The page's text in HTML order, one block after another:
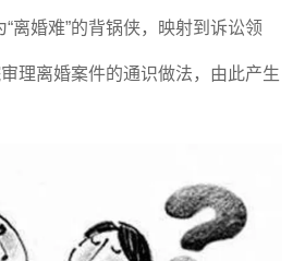
离婚难”的背锅侠，映射到诉讼领
理离婚案件的通识做法，由此产生